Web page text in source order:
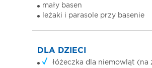
mały basen
leżaki i parasole przy basenie
DLA DZIECI
łóżeczka dla niemowląt (na